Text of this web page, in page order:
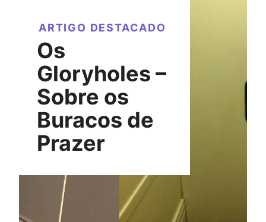
ARTIGO DESTACADO
Os
Gloryholes –
Sobre os
Buracos de
Prazer